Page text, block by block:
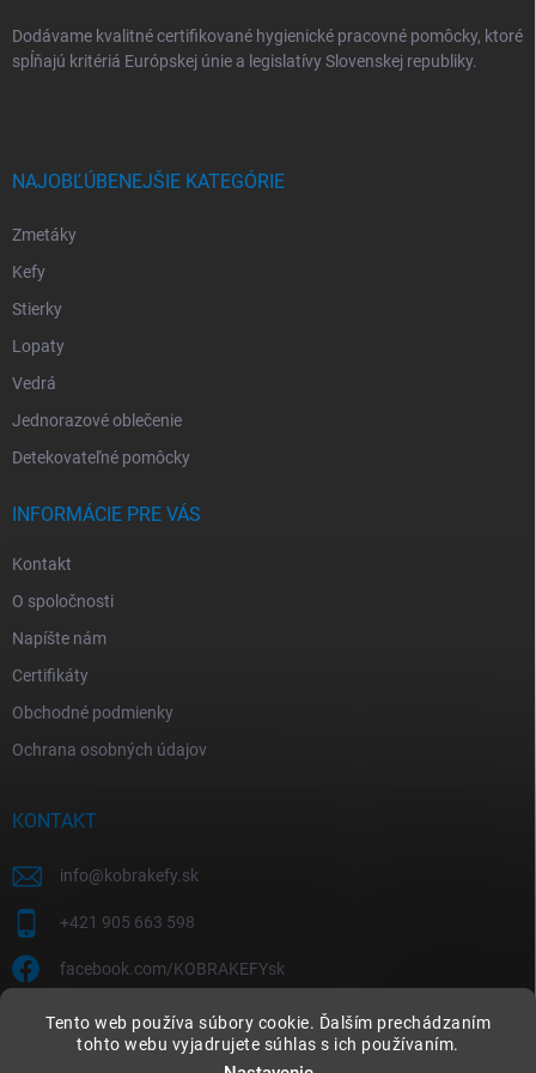
Tento web používa súbory cookie. Ďalším prechádzaním
tohto webu vyjadrujete súhlas s ich používaním.
Dodávame kvalitné certifikované hygienické pracovné pomôcky, ktoré
spĺňajú kritériá Európskej únie a legislatívy Slovenskej republiky.
NAJOBĽÚBENEJŠIE KATEGÓRIE
Zmetáky
Kefy
Stierky
Lopaty
Vedrá
Jednorazové oblečenie
Detekovateľné pomôcky
INFORMÁCIE PRE VÁS
Kontakt
O spoločnosti
Napíšte nám
Certifikáty
Obchodné podmienky
Ochrana osobných údajov
KONTAKT
info@kobrakefy.sk
+421 905 663 598
facebook.com/KOBRAKEFYsk